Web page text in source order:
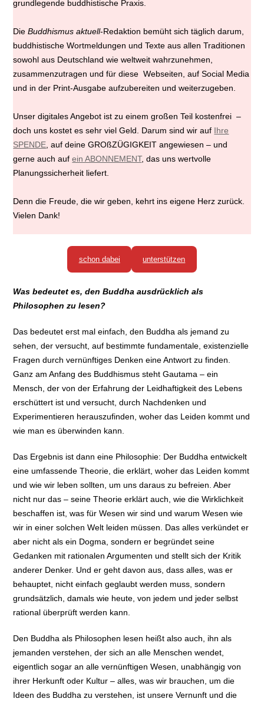
grundlegende buddhistische Praxis.
DieBuddhismus aktuell-Redaktion bemüht sich täglich darum,
buddhistische Wortmeldungen und Texte aus allen Traditionen
sowohl aus Deutschland wie weltweit wahrzunehmen,
zusammenzutragen und für diese Webseiten, auf Social Media
und in der Print-Ausgabe aufzubereiten und weiterzugeben.
Unser digitales Angebot ist zu einem großen Teil kostenfrei –
doch uns kostet es sehr viel Geld. Darum sind wir auf Ihre
SPENDE , auf deine GROßZÜGIGKEIT angewiesen – und
gerne auch aufein ABONNEMENT, das uns wertvolle
Planungssicherheit liefert.
Denn die Freude, die wir geben, kehrt ins eigene Herz zurück.
Vielen Dank!
schon dabei unterstützen
Was bedeutet es, den Buddha ausdrücklich als
Philosophen zu lesen?
Das bedeutet erst mal einfach, den Buddha als jemand zu
sehen, der versucht, auf bestimmte fundamentale, existenzielle
Fragen durch vernünftiges Denken eine Antwort zu finden.
Ganz am Anfang des Buddhismus steht Gautama – ein
Mensch, der von der Erfahrung der Leidhaftigkeit des Lebens
erschüttert ist und versucht, durch Nachdenken und
Experimentieren herauszufinden, woher das Leiden kommt und
wie man es überwinden kann.
Das Ergebnis ist dann eine Philosophie: Der Buddha entwickelt
eine umfassende Theorie, die erklärt, woher das Leiden kommt
und wie wir leben sollten, um uns daraus zu befreien. Aber
nicht nur das – seine Theorie erklärt auch, wie die Wirklichkeit
beschaffen ist, was für Wesen wir sind und warum Wesen wie
wir in einer solchen Welt leiden müssen. Das alles verkündet er
aber nicht als ein Dogma, sondern er begründet seine
Gedanken mit rationalen Argumenten und stellt sich der Kritik
anderer Denker. Und er geht davon aus, dass alles, was er
behauptet, nicht einfach geglaubt werden muss, sondern
grundsätzlich, damals wie heute, von jedem und jeder selbst
rational überprüft werden kann.
Den Buddha als Philosophen lesen heißt also auch, ihn als
jemanden verstehen, der sich an alle Menschen wendet,
eigentlich sogar an alle vernünftigen Wesen, unabhängig von
ihrer Herkunft oder Kultur – alles, was wir brauchen, um die
Ideen des Buddha zu verstehen, ist unsere Vernunft und die